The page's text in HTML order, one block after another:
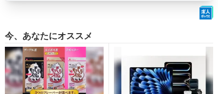
今、あなたにオススメ